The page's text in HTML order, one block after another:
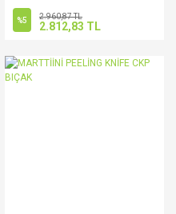
%5 2.960,87 TL
2.812,83 TL